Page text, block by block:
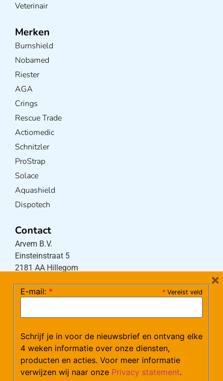
Veterinair
Merken
Burnshield
Nobamed
Riester
AGA
Crings
Rescue Trade
Actiomedic
Schnitzler
ProStrap
Solace
Aquashield
Dispotech
Contact
Arvem B.V.
Einsteinstraat 5
2181 AA Hillegom
(maandag – donderdag 08:30-17:15 uur / vrijdag
Mail:klantenservice@arvem.nl
Werken bij Arvem?
* Vereist veld
E-mail: *
Schrijf je in voor de nieuwsbrief en ontvang elke
4 weken informatie over onze diensten,
producten en acties. Voor meer informatie
verwijzen wij naar onze Privacy statement.
×